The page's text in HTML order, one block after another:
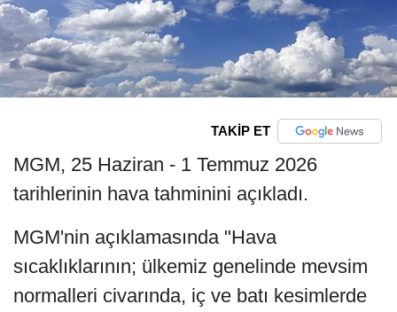
TAKİP ET
MGM, 25 Haziran - 1 Temmuz 2026
tarihlerinin hava tahminini açıkladı.
MGM'nin açıklamasında "Hava
sıcaklıklarının; ülkemiz genelinde mevsim
normalleri civarında, iç ve batı kesimlerde